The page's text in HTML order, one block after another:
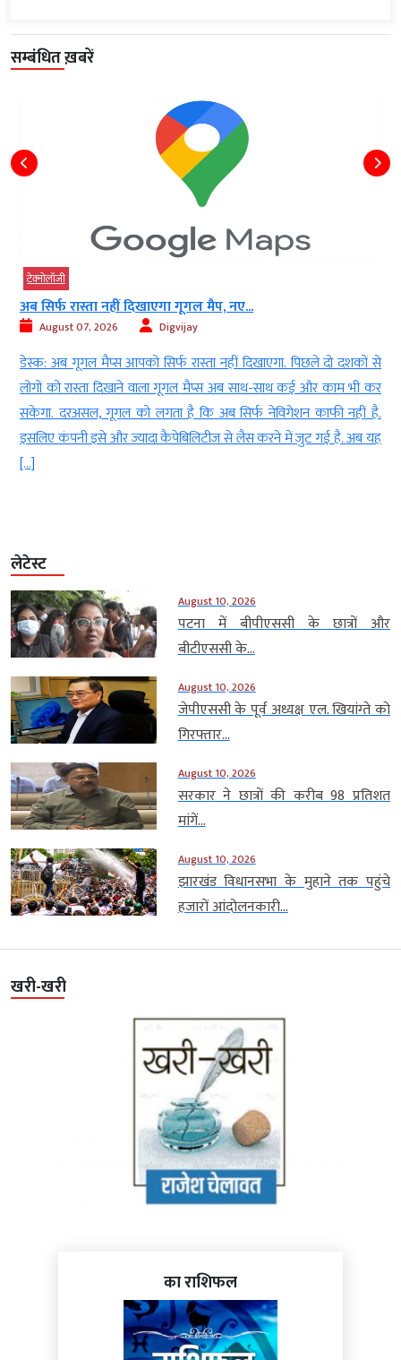
सम्बंधित ख़बरें
टेक्‍नोलॉजी
अब सिर्फ रास्ता नहीं दिखाएगा गूगल मैप, नए...
August 07, 2026 Digvijay
डेस्क: अब गूगल मैप्स आपको सिर्फ रास्ता नहीं दिखाएगा. पिछले दो दशकों से
लोगों को रास्ता दिखाने वाला गूगल मैप्स अब साथ-साथ कई और काम भी कर
सकेगा. दरअसल, गूगल को लगता है कि अब सिर्फ नेविगेशन काफी नहीं है.
इसलिए कंपनी इसे और ज्यादा कैपेबिलिटीज से लैस करने में जुट गई है. अब यह
[…]
लेटेस्ट
August 10, 2026
पटना में बीपीएससी के छात्रों और
बीटीएससी के...
August 10, 2026
जेपीएससी के पूर्व अध्यक्ष एल. खियांग्ते को
गिरफ्तार...
August 10, 2026
सरकार ने छात्रों की करीब 98 प्रतिशत
मांगें...
August 10, 2026
झारखंड विधानसभा के मुहाने तक पहुंचे
हजारों आंदोलनकारी...
खरी-खरी
का राशिफल